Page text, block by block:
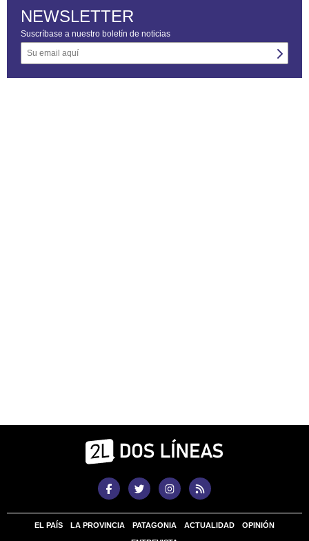
NEWSLETTER
Suscríbase a nuestro boletín de noticias
EL PAÍS LA PROVINCIA PATAGONIA ACTUALIDAD OPINIÓN